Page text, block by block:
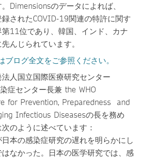
Dimensionsのデータによれば、
されたCOVID-19関連の特許に関す
11位であり、韓国、インド、カナ
んじられています。
ログ全文をご参照ください。
人国立国際医療研究センター
染症センター長兼 the WHO
for Prevention, Preparedness and
Infectious Diseasesの長を務め
次のように述べています：
日本の感染症研究の遅れを明らかにし
なかった。日本の医学研究では、感